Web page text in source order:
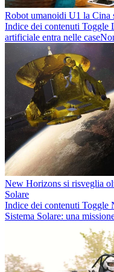
Robot umanoidi U1 la Cina
Indice dei contenuti Toggle
artificiale entra nelle
New Horizons si risveglia
Solare
Indice dei contenuti Toggle
Sistema Solare: una